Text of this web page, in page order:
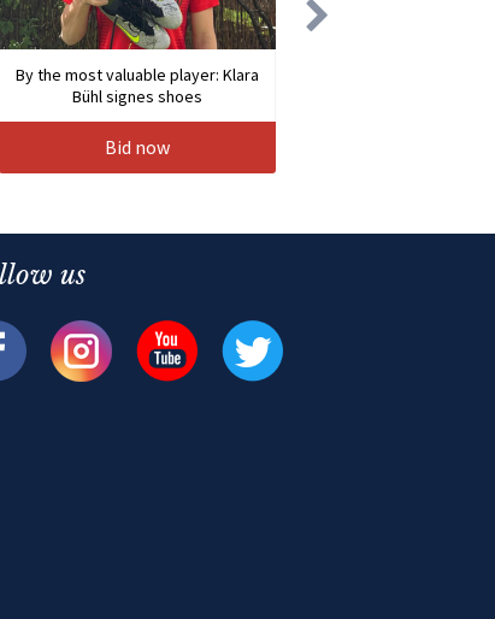
By the most valuable player: Klara
Bühl signes shoes
Bid now
us